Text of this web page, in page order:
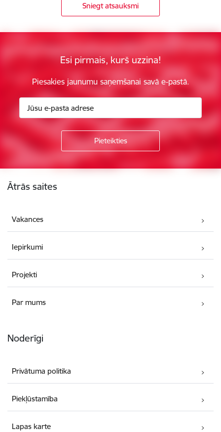
Sniegt atsauksmi
Esi pirmais, kurš uzzina!
Piesakies jaunumu saņemšanai savā e-pastā.
Ātrās saites
Vakances
Iepirkumi
Projekti
Par mums
Noderīgi
Privātuma politika
Piekļūstamība
Lapas karte